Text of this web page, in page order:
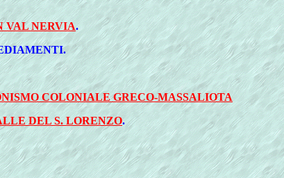
VAL NERVIA.
COLONIALE GRECO-MASSALIOTA
DEL S. LORENZO.